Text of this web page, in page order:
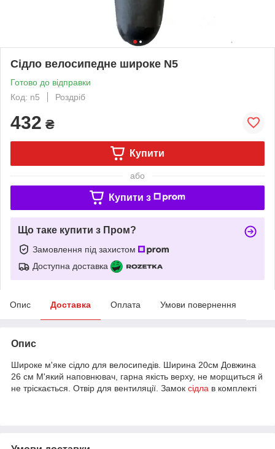
Сідло велосипедне широке N5
Готово до відправки
Код: n5
Роздріб
432 ₴
Купити
або
Купити з
Що таке купити з Пром?
Замовлення під захистом
Доступна доставка
Опис Доставка Оплата Умови повернення
Опис
Широке м'яке сідло для велосипедів. Ширина 20см Довжина
26 см М'який наповнювач, гарна якість верху, не морщиться й
не тріскається. Отвір для вентиляції. Замок сідла в комплекті